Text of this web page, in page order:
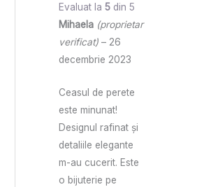
Evaluat la 5din 5
Mihaela (proprietar
verificat) – 26
decembrie 2023
Ceasul de perete
este minunat!
Designul rafinat și
detaliile elegante
m-au cucerit. Este
o bijuterie pe